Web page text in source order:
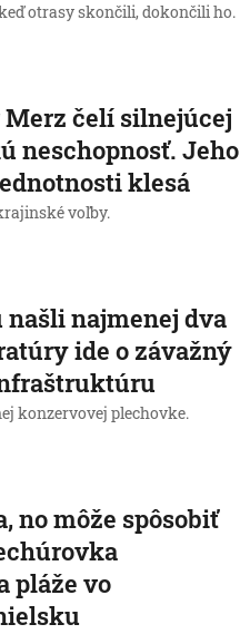
otrasy skončili, dokončili ho.
čelí silnejúcej
neschopnosť. Jeho
klesá
voľby.
najmenej dva
ide o závažný
konzervovej plechovke.
no môže spôsobiť
pláže vo